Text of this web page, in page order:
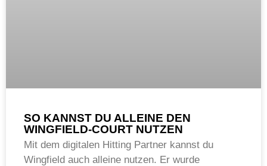
SO KANNST DU ALLEINE DEN
WINGFIELD-COURT NUTZEN
Mit dem digitalen Hitting Partner kannst du
Wingfield auch alleine nutzen. Er wurde